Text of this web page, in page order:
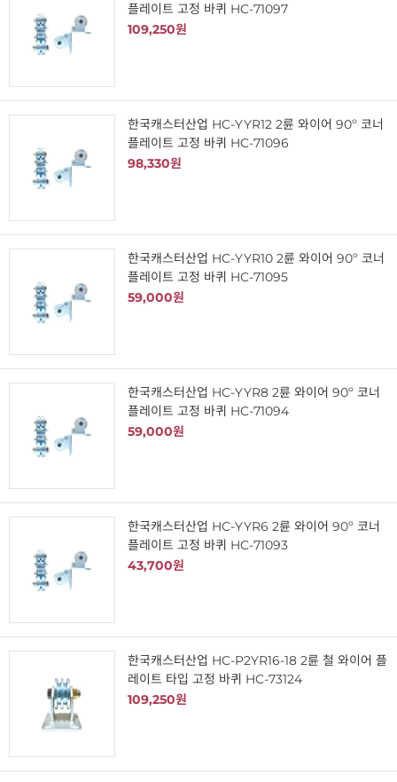
플레이트 고정 바퀴 HC-71097
109,250원
한국캐스터산업 HC-YYR12 2륜 와이어 90º 코너
플레이트 고정 바퀴 HC-71096
98,330원
한국캐스터산업 HC-YYR10 2륜 와이어 90º 코너
플레이트 고정 바퀴 HC-71095
59,000원
한국캐스터산업 HC-YYR8 2륜 와이어 90º 코너
플레이트 고정 바퀴 HC-71094
59,000원
한국캐스터산업 HC-YYR6 2륜 와이어 90º 코너
플레이트 고정 바퀴 HC-71093
43,700원
한국캐스터산업 HC-P2YR16-18 2륜 철 와이어 플
레이트 타입 고정 바퀴 HC-73124
109,250원